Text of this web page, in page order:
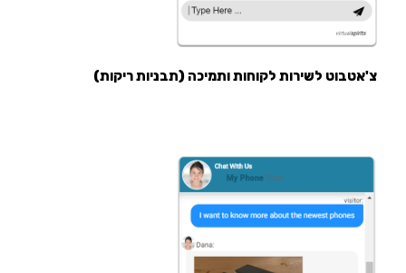
צ'אטבוט לשירות לקוחות ותמיכה (תבניות ריקות)